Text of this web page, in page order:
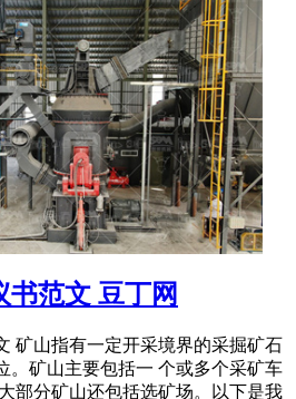
范文 豆丁网
矿山指有一定开采境界的采掘矿石
。矿山主要包括一 个或多个采矿车
部分矿山还包括选矿场。以下是我